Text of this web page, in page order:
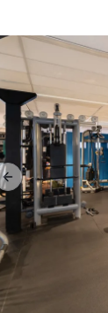
Previous slide